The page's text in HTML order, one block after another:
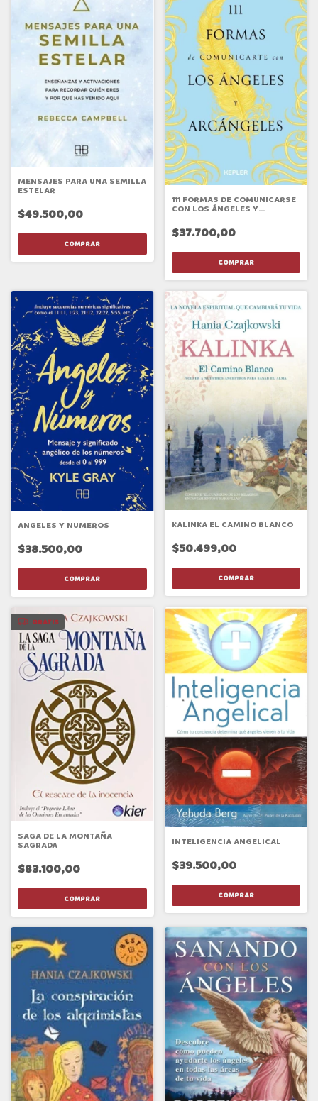
MENSAJES PARA UNA SEMILLA
ESTELAR
$49.500,00
111 FORMAS DE COMUNICARSE
CON LOS ÁNGELES Y
$37.700,00
ANGELES Y NUMEROS
$38.500,00
KALINKA EL CAMINO BLANCO
$50.499,00
GRATIS
SAGA DE LA MONTAÑA
SAGRADA
$83.100,00
INTELIGENCIA ANGELICAL
$39.500,00